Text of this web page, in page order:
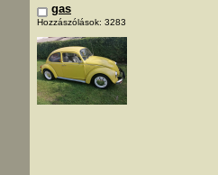
gas
Hozzászólások: 3283